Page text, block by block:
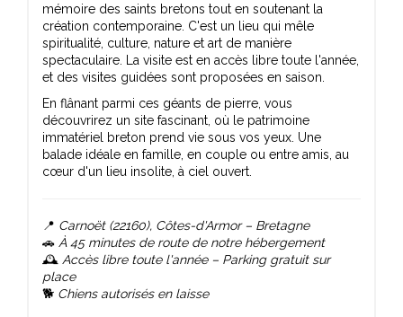
mémoire des saints bretons tout en soutenant la
création contemporaine. C'est un lieu qui mêle
spiritualité, culture, nature et art de manière
spectaculaire. La visite est en accès libre toute l'année,
et des visites guidées sont proposées en saison.
En flânant parmi ces géants de pierre, vous
découvrirez un site fascinant, où le patrimoine
immatériel breton prend vie sous vos yeux. Une
balade idéale en famille, en couple ou entre amis, au
cœur d'un lieu insolite, à ciel ouvert.
📍 Carnoët (22160), Côtes-d'Armor – Bretagne
🚗 À 45 minutes de route de notre hébergement
🕰️ Accès libre toute l'année – Parking gratuit sur
place
🐕 Chiens autorisés en laisse